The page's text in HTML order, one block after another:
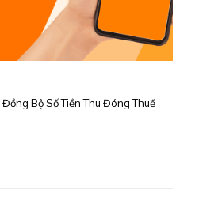
Bộ Số Tiền Thu Đóng Thuế